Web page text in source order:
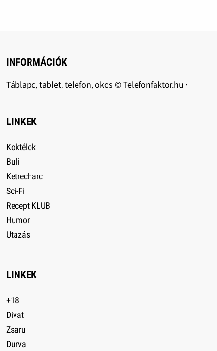
INFORMÁCIÓK
Táblapc, tablet, telefon, okos © Telefonfaktor.hu ·
LINKEK
Koktélok
Buli
Ketrecharc
Sci-Fi
Recept KLUB
Humor
Utazás
LINKEK
+18
Divat
Zsaru
Durva